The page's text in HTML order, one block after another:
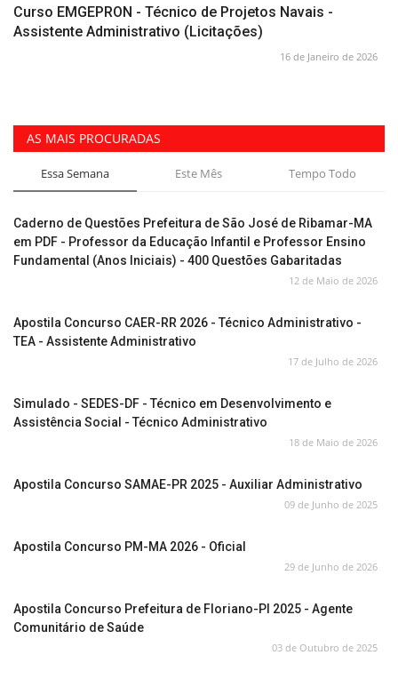
Curso EMGEPRON - Técnico de Projetos Navais -
Assistente Administrativo (Licitações)
16 de Janeiro de 2026
AS MAIS PROCURADAS
Essa Semana Este Mês Tempo Todo
Caderno de Questões Prefeitura de São José de Ribamar-MA
em PDF - Professor da Educação Infantil e Professor Ensino
Fundamental (Anos Iniciais) - 400 Questões Gabaritadas
12 de Maio de 2026
Apostila Concurso CAER-RR 2026 - Técnico Administrativo -
TEA - Assistente Administrativo
17 de Julho de 2026
Simulado - SEDES-DF - Técnico em Desenvolvimento e
Assistência Social - Técnico Administrativo
18 de Maio de 2026
Apostila Concurso SAMAE-PR 2025 - Auxiliar Administrativo
09 de Junho de 2025
Apostila Concurso PM-MA 2026 - Oficial
29 de Junho de 2026
Apostila Concurso Prefeitura de Floriano-PI 2025 - Agente
Comunitário de Saúde
03 de Outubro de 2025